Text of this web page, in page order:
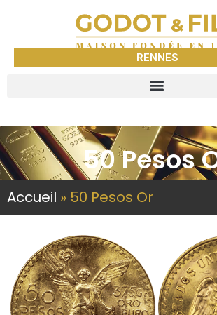
RENNES
50 Pesos
Accueil » 50 Pesos Or